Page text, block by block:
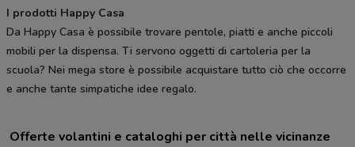
I prodotti Happy Casa
Da Happy Casa è possibile trovare pentole, piatti e anche piccoli
mobili per la dispensa. Ti servono oggetti di cartoleria per la
scuola? Nei mega store è possibile acquistare tutto ciò che occorre
e anche tante simpatiche idee regalo.
Offerte volantini e cataloghi per città nelle vicinanze